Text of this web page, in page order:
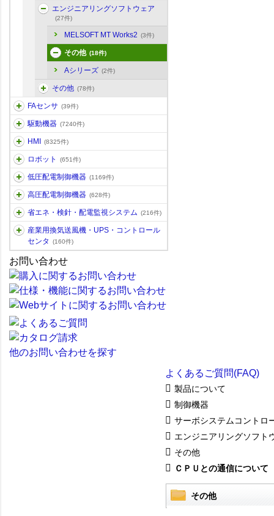
エンジニアリングソフトウェア
(27件)
MELSOFT MT Works2 (3件)
その他 (18件)
Aシリーズ (2件)
その他 (78件)
FAセンサ (39件)
駆動機器 (7240件)
HMI (8325件)
ロボット (651件)
低圧配電制御機器 (1169件)
高圧配電制御機器 (628件)
省エネ・検針・配電監視システム (216件)
産業用換気送風機・UPS・コントロール
センタ
(160件)
お問い合わせ
他のお問い合わせを探す
よくあるご質問(FAQ)
製品について
制御機器
サーボシステムコントロ
エンジニアリングソフト
その他
ＣＰＵとの通信について
その他